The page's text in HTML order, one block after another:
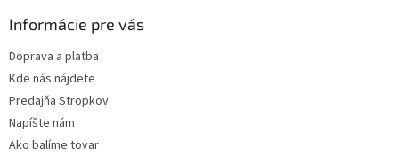
Informácie pre vás
Doprava a platba
Kde nás nájdete
Predajňa Stropkov
Napíšte nám
Ako balíme tovar